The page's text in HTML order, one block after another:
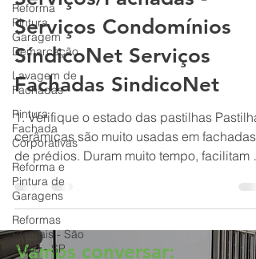
Reforma
Pintura
Garagem
Demarcação
Lavagem de
Fachadas
Pintura
Fachada
Corporativas
Reforma e
Pintura de
Garagens
Reformas
Prediais - São
Paulo - SP
Serviços/Fachadas -
Serviços Condomínios
SíndicoNet Serviços
Fachadas SindicoNet
1. Verifique o estado das pastilhas
cerâmicas são muito usadas em fachadas
de prédios. Duram muito tempo, facilitam a
limpeza,...